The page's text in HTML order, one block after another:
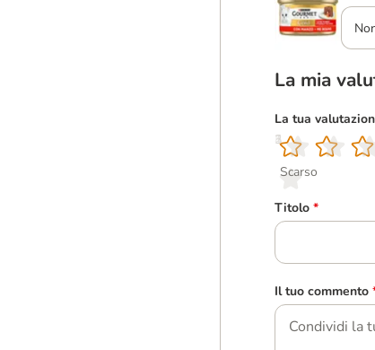
La mia
La tua
1
Scarso
2
3
4
5
Titolo *
Il tuo commento